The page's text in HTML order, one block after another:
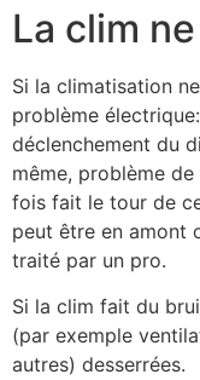
La clim
Si la climatisation
problème
déclenchement du
même, problème
fois fait le tour de
peut être en amont
traité par un pro.
Si la clim fait du
(par exemple
autres) desserrées.